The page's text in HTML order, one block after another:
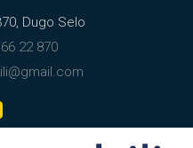
Dugo Selo
22 870